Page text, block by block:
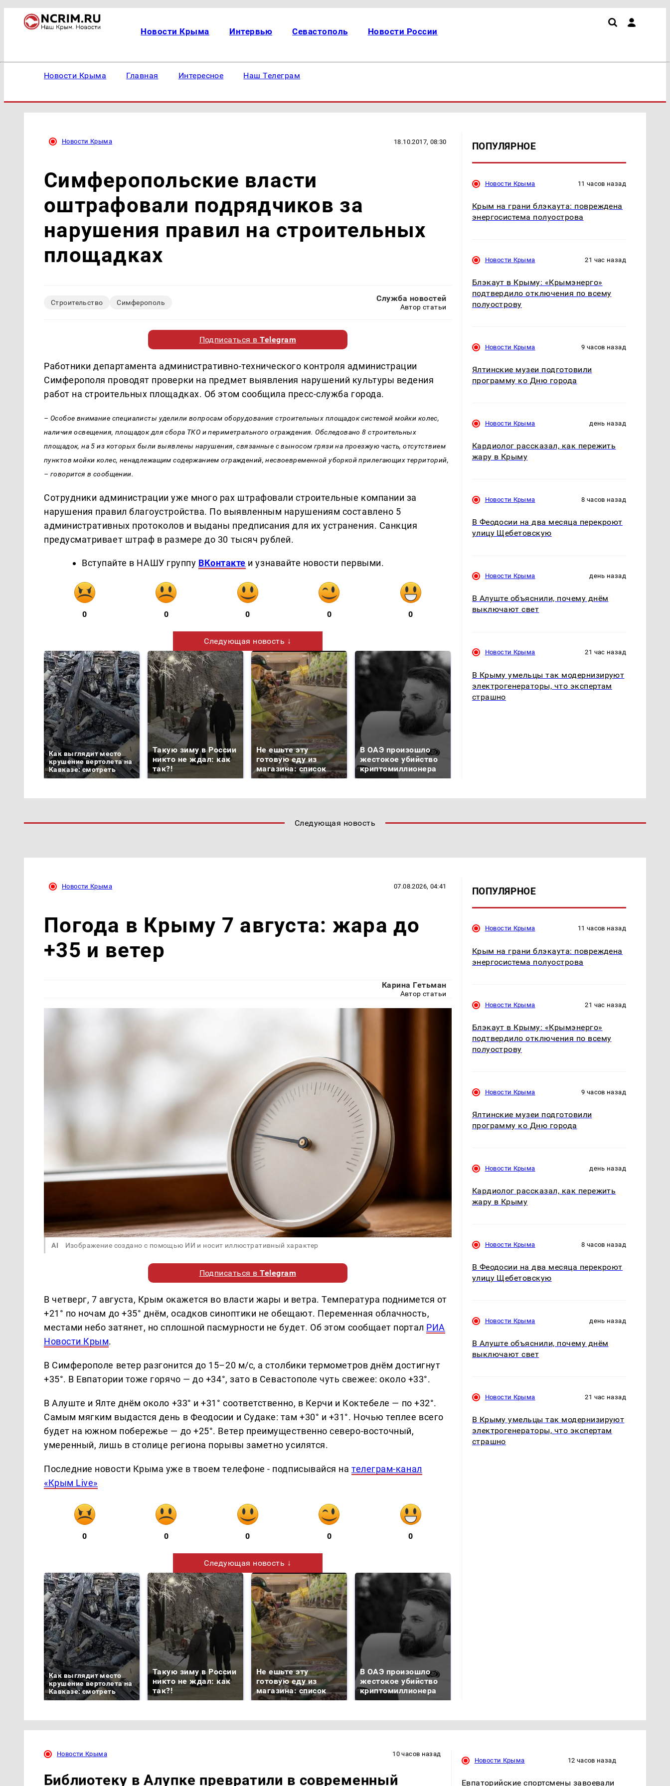
Новости Крыма Интервью Севастополь Новости России
Новости Крыма Главная Интересное Наш Телеграм
Новости Крыма 18.10.2017, 08:30
Симферопольские власти
оштрафовали подрядчиков за
нарушения правил на строительных
площадках
Строительство Симферополь Служба новостей
Автор статьи
Подписаться вTelegram
Работники департамента административно-технического контроля администрации
Симферополя проводят проверки на предмет выявления нарушений культуры ведения
работ на строительных площадках. Об этом сообщила пресс-служба города.
– Особое внимание специалисты уделили вопросам оборудования строительных площадок системой мойки колес,
наличия освещения, площадок для сбора ТКО и периметрального ограждения. Обследовано 8 строительных
площадок, на 5 из которых были выявлены нарушения, связанные с выносом грязи на проезжую часть, отсутствием
пунктов мойки колес, ненадлежащим содержанием ограждений, несвоевременной уборкой прилегающих территорий,
– говорится в сообщении.
Сотрудники администрации уже много рах штрафовали строительные компании за
нарушения правил благоустройства. По выявленным нарушениям составлено 5
административных протоколов и выданы предписания для их устранения. Санкция
предусматривает штраф в размере до 30 тысяч рублей.
Вступайте в НАШУ группу ВКонтакте и узнавайте новости первыми.
0 0 0 0 0
Следующая новость ↓
Как выглядит место
крушение вертолета на
Кавказе: смотреть
Такую зиму в России
никто не ждал: как
так?!
Не ешьте эту
готовую еду из
магазина: список
В ОАЭ произошло
жестокое убийство
криптомиллионера
ПОПУЛЯРНОЕ
Новости Крыма 11 часов назад
Крым на грани блэкаута: повреждена
энергосистема полуострова
Новости Крыма 21 час назад
Блэкаут в Крыму: «Крымэнерго»
подтвердило отключения по всему
полуострову
Новости Крыма 9 часов назад
Ялтинские музеи подготовили
программу ко Дню города
Новости Крыма день назад
Кардиолог рассказал, как пережить
жару в Крыму
Новости Крыма 8 часов назад
В Феодосии на два месяца перекроют
улицу Щебетовскую
Новости Крыма день назад
В Алуште объяснили, почему днём
выключают свет
Новости Крыма 21 час назад
В Крыму умельцы так модернизируют
электрогенераторы, что экспертам
страшно
Следующая новость
Новости Крыма 07.08.2026, 04:41
Погода в Крыму 7 августа: жара до
+35 и ветер
Карина Гетьман
Автор статьи
AI Изображение создано с помощью ИИ и носит иллюстративный характер
Подписаться вTelegram
В четверг, 7 августа, Крым окажется во власти жары и ветра. Температура поднимется от
+21° по ночам до +35° днём, осадков синоптики не обещают. Переменная облачность,
местами небо затянет, но сплошной пасмурности не будет. Об этом сообщает портал РИА
Новости Крым.
В Симферополе ветер разгонится до 15–20 м/с, а столбики термометров днём достигнут
+35°. В Евпатории тоже горячо — до +34°, зато в Севастополе чуть свежее: около +33°.
В Алуште и Ялте днём около +33° и +31° соответственно, в Керчи и Коктебеле — по +32°.
Самым мягким выдастся день в Феодосии и Судаке: там +30° и +31°. Ночью теплее всего
будет на южном побережье — до +25°. Ветер преимущественно северо-восточный,
умеренный, лишь в столице региона порывы заметно усилятся.
Последние новости Крыма уже в твоем телефоне - подписывайся нателеграм-канал
«Крым Live»
0 0 0 0 0
Следующая новость ↓
Как выглядит место
крушение вертолета на
Кавказе: смотреть
Такую зиму в России
никто не ждал: как
так?!
Не ешьте эту
готовую еду из
магазина: список
В ОАЭ произошло
жестокое убийство
криптомиллионера
ПОПУЛЯРНОЕ
Новости Крыма 11 часов назад
Крым на грани блэкаута: повреждена
энергосистема полуострова
Новости Крыма 21 час назад
Блэкаут в Крыму: «Крымэнерго»
подтвердило отключения по всему
полуострову
Новости Крыма 9 часов назад
Ялтинские музеи подготовили
программу ко Дню города
Новости Крыма день назад
Кардиолог рассказал, как пережить
жару в Крыму
Новости Крыма 8 часов назад
В Феодосии на два месяца перекроют
улицу Щебетовскую
Новости Крыма день назад
В Алуште объяснили, почему днём
выключают свет
Новости Крыма 21 час назад
В Крыму умельцы так модернизируют
электрогенераторы, что экспертам
страшно
Новости Крыма 10 часов назад
Библиотеку в Алупке превратили в современный
Новости Крыма 12 часов назад
Евпаторийские спортсмены завоевали